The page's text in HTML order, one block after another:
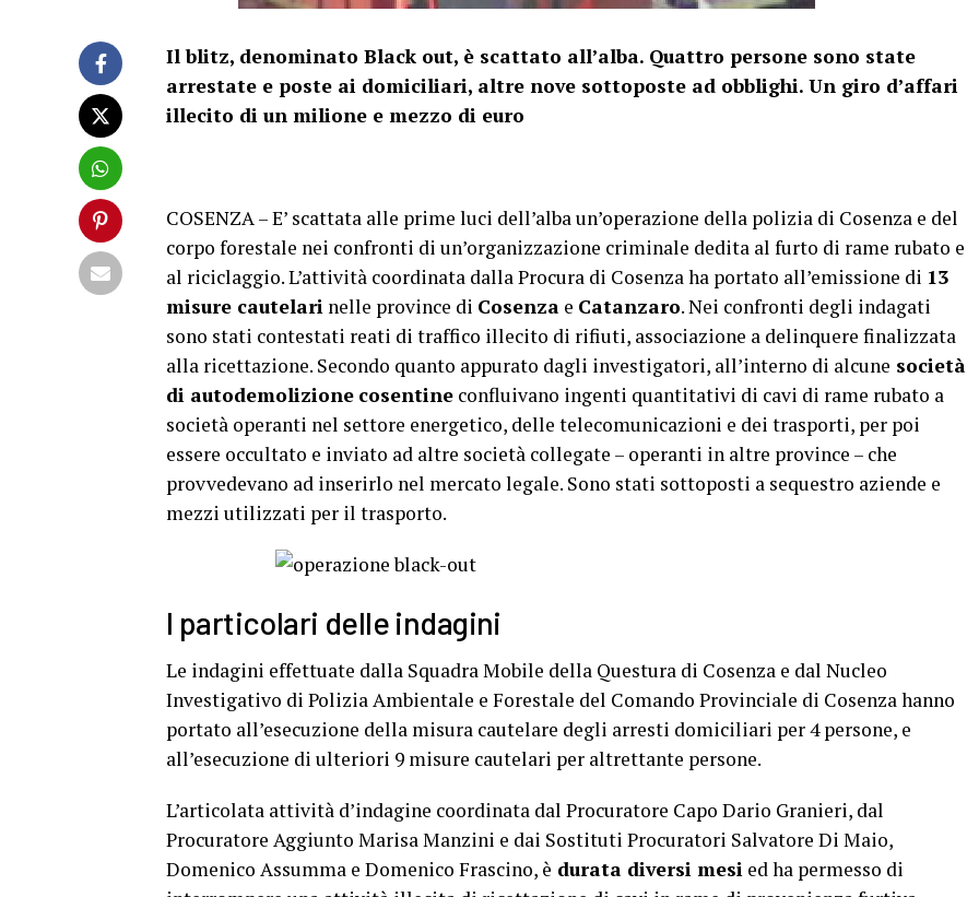
Il blitz, denominato Black out, è scattato all’alba. Quattro persone sono state
arrestate e poste ai domiciliari, altre nove sottoposte ad obblighi. Un giro d’affari
illecito di un milione e mezzo di euro
COSENZA – E’ scattata alle prime luci dell’alba un’operazione della polizia di Cosenza e del
corpo forestale nei confronti di un’organizzazione criminale dedita al furto di rame rubato e
al riciclaggio. L’attività coordinata dalla Procura di Cosenza ha portato all’emissione di 13
misure cautelari nelle province di Cosenza e Catanzaro. Nei confronti degli indagati
sono stati contestati reati di traffico illecito di rifiuti, associazione a delinquere finalizzata
alla ricettazione. Secondo quanto appurato dagli investigatori, all’interno di alcune società
di autodemolizione cosentine confluivano ingenti quantitativi di cavi di rame rubato a
società operanti nel settore energetico, delle telecomunicazioni e dei trasporti, per poi
essere occultato e inviato ad altre società collegate – operanti in altre province – che
provvedevano ad inserirlo nel mercato legale. Sono stati sottoposti a sequestro aziende e
mezzi utilizzati per il trasporto.
I particolari delle indagini
Le indagini effettuate dalla Squadra Mobile della Questura di Cosenza e dal Nucleo
Investigativo di Polizia Ambientale e Forestale del Comando Provinciale di Cosenza hanno
portato all’esecuzione della misura cautelare degli arresti domiciliari per 4 persone, e
all’esecuzione di ulteriori 9 misure cautelari per altrettante persone.
L’articolata attività d’indagine coordinata dal Procuratore Capo Dario Granieri, dal
Procuratore Aggiunto Marisa Manzini e dai Sostituti Procuratori Salvatore Di Maio,
Domenico Assumma e Domenico Frascino, è durata diversi mesi ed ha permesso di